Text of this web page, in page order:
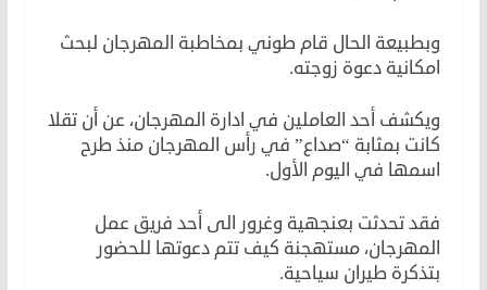
وبطبيعة الحال قام طوني بمخاطبة المهرجان لبحث
امكانية دعوة زوجته.
ويكشف أحد العاملين في ادارة المهرجان، عن أن تقلا
كانت بمثابة “صداع” في رأس المهرجان منذ طرح
اسمها في اليوم الأول.
فقد تحدثت بعنجهية وغرور الى أحد فريق عمل
المهرجان، مستهجنة كيف تتم دعوتها للحضور
بتذكرة طيران سياحية.